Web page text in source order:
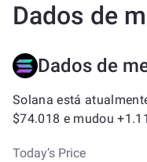
Dados de
Dados de
Solana está
$74.018 e mudou
Today’s Price